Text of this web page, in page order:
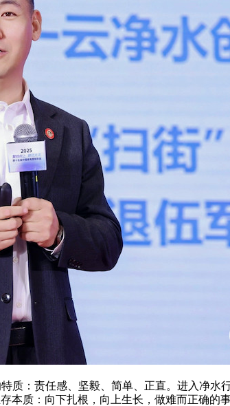
质：责任感、坚毅、简单、正直。进入净水
质：向下扎根，向上生长，做难而正确的事